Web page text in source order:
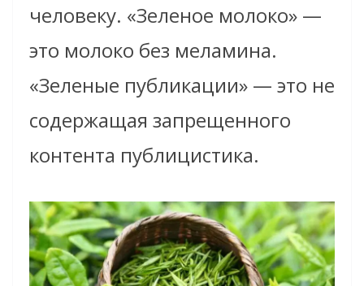
человеку. «Зеленое молоко» —
это молоко без меламина.
«Зеленые публикации» — это не
содержащая запрещенного
контента публицистика.